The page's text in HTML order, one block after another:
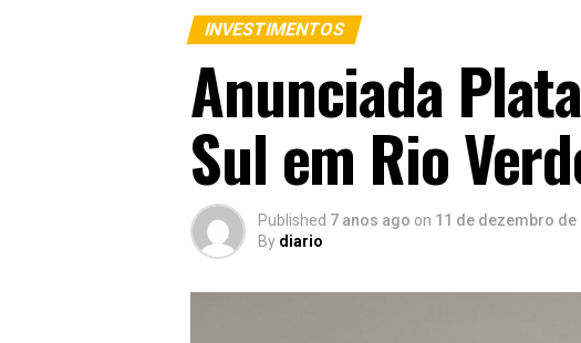
INVESTIMENTOS
Anunciada
Sul em Rio
Published 7 anos ago on 11 de dezembro de
By diario